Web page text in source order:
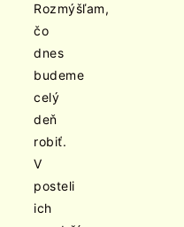
Rozmýšľam,
čo
dnes
budeme
celý
deň
robiť.
V
posteli
ich